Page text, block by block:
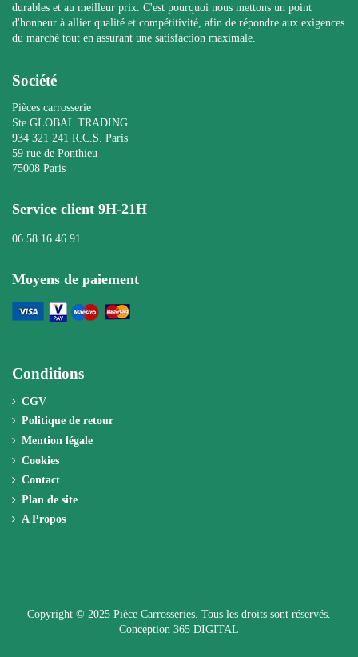
durables et au meilleur prix. C'est pourquoi nous mettons un point
d'honneur à allier qualité et compétitivité, afin de répondre aux exigences
du marché tout en assurant une satisfaction maximale.
Société
Pièces carrosserie
Ste GLOBAL TRADING
934 321 241 R.C.S. Paris
59 rue de Ponthieu
75008 Paris
Service client 9H-21H
06 58 16 46 91
Moyens de paiement
Conditions
CGV
Politique de retour
Mention légale
Cookies
Contact
Plan de site
A Propos
Copyright © 2025 Pièce Carrosseries. Tous les droits sont réservés.
Conception 365 DIGITAL